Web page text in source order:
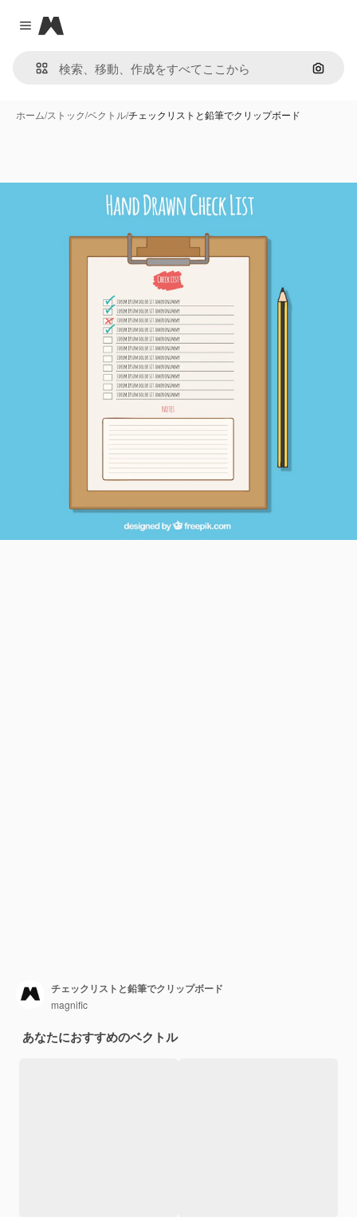
Close menu
Magnific
画像で
ホーム/ストック/ベクトル/チェックリストと鉛筆でクリップボード
チェックリストと鉛筆でクリップボード
magnific
あなたにおすすめのベクトル